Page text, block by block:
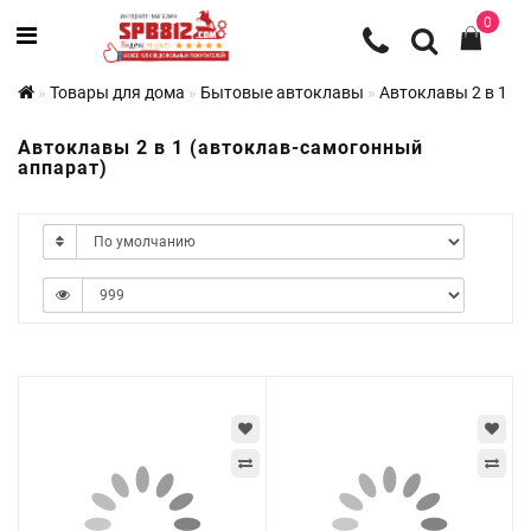
0
Товары для дома Бытовые автоклавы Автоклавы 2 в 1
Автоклавы 2 в 1 (автоклав-самогонный
аппарат)